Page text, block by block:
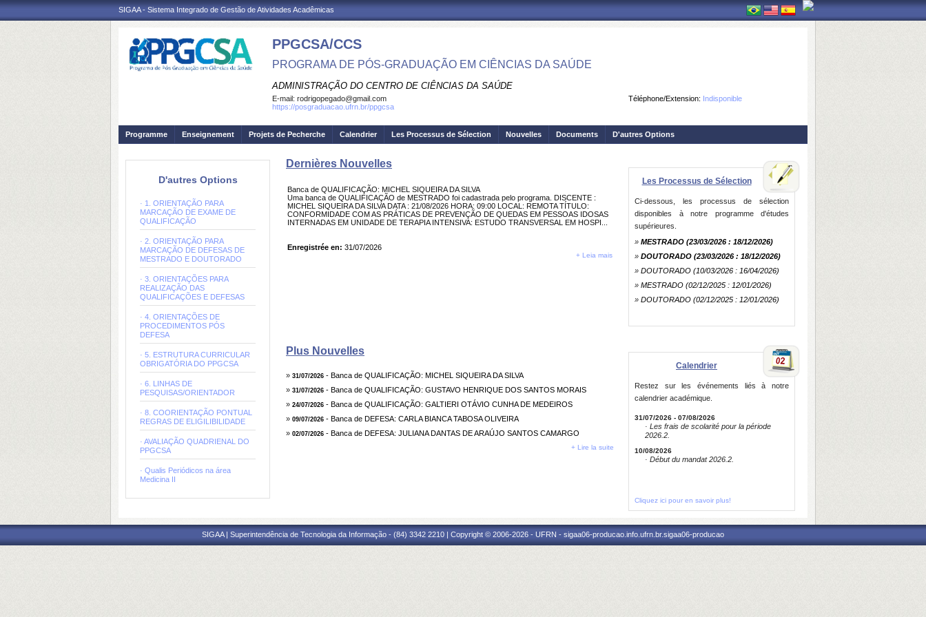
SIGAA - Sistema Integrado de Gestão de Atividades Acadêmicas
PPGCSA/CCS
PROGRAMA DE PÓS-GRADUAÇÃO EM CIÊNCIAS DA SAÚDE
ADMINISTRAÇÃO DO CENTRO DE CIÊNCIAS DA SAÚDE
Téléphone/Extension: Indisponible
E-mail: rodrigopegado@gmail.com
https://posgraduacao.ufrn.br/ppgcsa
Programme Enseignement Projets de Pecherche Calendrier Les Processus de Sélection Nouvelles Documents D'autres Options
D'autres Options
· 1. ORIENTAÇÃO PARA
MARCAÇÃO DE EXAME DE
QUALIFICAÇÃO
· 2. ORIENTAÇÃO PARA
MARCAÇÃO DE DEFESAS DE
MESTRADO E DOUTORADO
· 3. ORIENTAÇÕES PARA
REALIZAÇÃO DAS
QUALIFICAÇÕES E DEFESAS
· 4. ORIENTAÇÕES DE
PROCEDIMENTOS PÓS
DEFESA
· 5. ESTRUTURA CURRICULAR
OBRIGATÓRIA DO PPGCSA
· 6. LINHAS DE
PESQUISAS/ORIENTADOR
· 8. COORIENTAÇÃO PONTUAL 
REGRAS DE ELIGILIBILIDADE
· AVALIAÇÃO QUADRIENAL DO
PPGCSA
· Qualis Periódicos na área
Medicina II
Dernières Nouvelles
Banca de QUALIFICAÇÃO: MICHEL SIQUEIRA DA SILVA
Uma banca de QUALIFICAÇÃO de MESTRADO foi cadastrada pelo programa. DISCENTE :
MICHEL SIQUEIRA DA SILVA DATA : 21/08/2026 HORA: 09:00 LOCAL: REMOTA TÍTULO:
CONFORMIDADE COM AS PRÁTICAS DE PREVENÇÃO DE QUEDAS EM PESSOAS IDOSAS
INTERNADAS EM UNIDADE DE TERAPIA INTENSIVA: ESTUDO TRANSVERSAL EM HOSPI...
Enregistrée en: 31/07/2026
+ Leia mais
Plus Nouvelles
» 31/07/2026 - Banca de QUALIFICAÇÃO: MICHEL SIQUEIRA DA SILVA
» 31/07/2026 - Banca de QUALIFICAÇÃO: GUSTAVO HENRIQUE DOS SANTOS MORAIS
» 24/07/2026 - Banca de QUALIFICAÇÃO: GALTIERI OTÁVIO CUNHA DE MEDEIROS
» 09/07/2026 - Banca de DEFESA: CARLA BIANCA TABOSA OLIVEIRA
» 02/07/2026 - Banca de DEFESA: JULIANA DANTAS DE ARAÚJO SANTOS CAMARGO
+ Lire la suite
Les Processus de Sélection
Ci-dessous, les processus de sélection
disponibles à notre programme d'études
supérieures.
» MESTRADO (23/03/2026 : 18/12/2026)
» DOUTORADO (23/03/2026 : 18/12/2026)
» DOUTORADO (10/03/2026 : 16/04/2026)
» MESTRADO (02/12/2025 : 12/01/2026)
» DOUTORADO (02/12/2025 : 12/01/2026)
Calendrier
Restez sur les événements liés à notre
calendrier académique.
31/07/2026 - 07/08/2026
· Les frais de scolarité pour la période
2026.2.
10/08/2026
· Début du mandat 2026.2.
Cliquez ici pour en savoir plus!
SIGAA | Superintendência de Tecnologia da Informação - (84) 3342 2210 | Copyright © 2006-2026 - UFRN - sigaa06-producao.info.ufrn.br.sigaa06-producao